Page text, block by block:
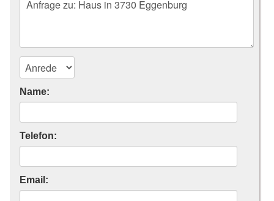
Name:
Telefon:
Email: